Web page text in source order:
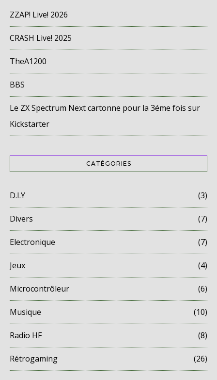
ZZAP! Live! 2026
CRASH Live! 2025
TheA1200
BBS
Le ZX Spectrum Next cartonne pour la 3éme fois sur
Kickstarter
CATÉGORIES
D.I.Y (3)
Divers (7)
Electronique (7)
Jeux (4)
Microcontrôleur (6)
Musique (10)
Radio HF (8)
Rétrogaming (26)